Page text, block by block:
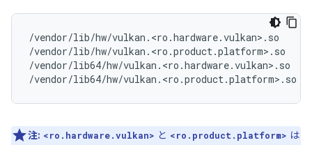
/vendor/lib/hw/vulkan.<ro.hardware.vulkan>.so
/vendor/lib/hw/vulkan.<ro.product.platform>.so
/vendor/lib64/hw/vulkan.<ro.hardware.vulkan>.so
注: <ro.hardware.vulkan> と <ro.product.platform> は